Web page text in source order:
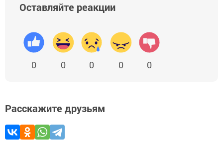
Оставляйте реакции
0 0 0 0 0
Расскажите друзьям